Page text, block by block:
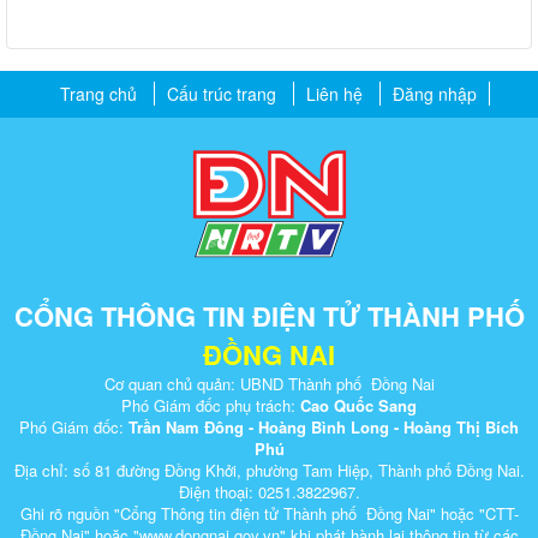
Trang chủ Cấu trúc trang Liên hệ Đăng nhập
CỔNG THÔNG TIN ĐIỆN TỬ THÀNH PHỐ
ĐỒNG NAI
Cơ quan chủ quản: UBND Thành phố Đồng Nai
Phó Giám đốc phụ trách: Cao Quốc Sang
Phó Giám đốc: Trần Nam Đông - Hoàng Bình Long - Hoàng Thị Bích
Phú
Địa chỉ: số 81 đường Đồng Khởi, phường Tam Hiệp, Thành phố Đồng Nai.
Điện thoại: 0251.3822967.
Ghi rõ nguồn "Cổng Thông tin điện tử Thành phố Đồng Nai" hoặc "CTT-